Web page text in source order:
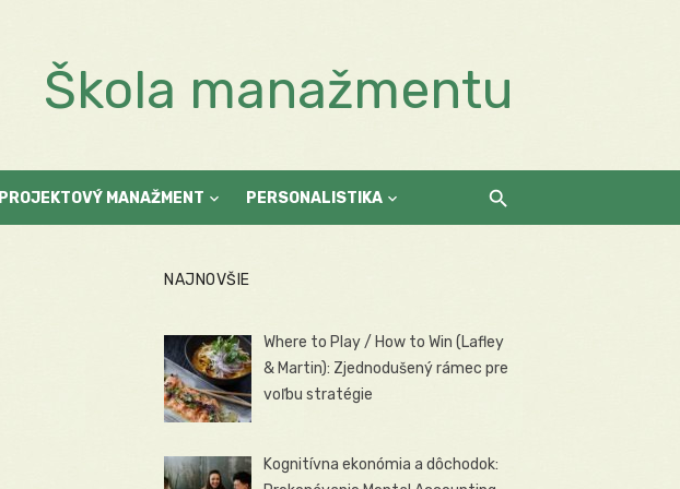
Škola manažmentu
PROJEKTOVÝ MANAŽMENT PERSONALISTIKA
NAJNOVŠIE
Where to Play / How to Win (Lafley
& Martin): Zjednodušený rámec pre
voľbu stratégie
Kognitívna ekonómia a dôchodok: